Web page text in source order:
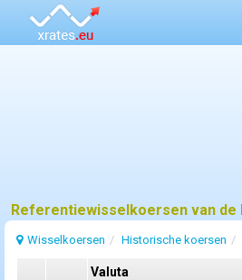
Wisselkoersen Historische koersen
Valuta